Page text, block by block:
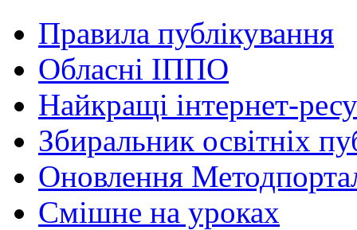
Правила публікування
Обласні ІППО
Найкращі інтернет-
Збиральник освітніх
Оновлення
Cмішне на уроках